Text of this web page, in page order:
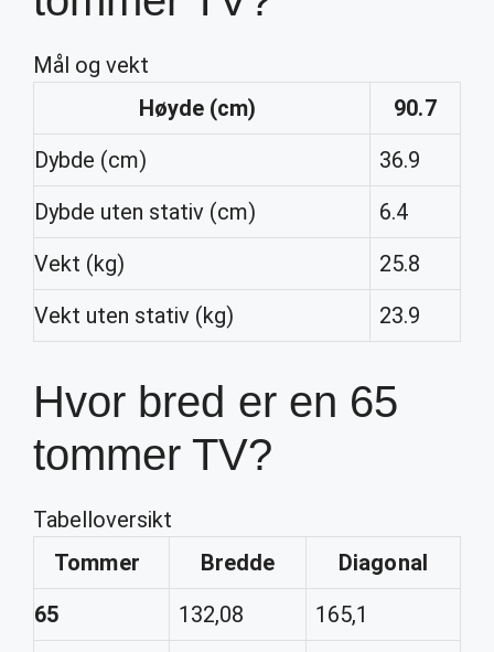
Mål og vekt
Høyde (cm)
90.7
Dybde (cm)
36.9
Dybde uten stativ (cm)
6.4
Vekt (kg)
25.8
Vekt uten stativ (kg)
23.9
Hvor bred er en 65
tommer TV?
Tabelloversikt
Tommer
Bredde
Diagonal
65
132,08
165,1